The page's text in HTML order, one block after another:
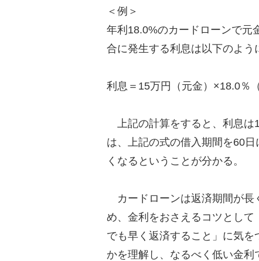
＜例＞
年利18.0%のカードローンで元
合に発生する利息は以下のよう
利息＝15万円（元金）×18.0％
上記の計算をすると、利息は
は、上記の式の借入期間を60
くなるということが分かる。
カードローンは返済期間が長
め、金利をおさえるコツとして
でも早く返済すること」に気
かを理解し、なるべく低い金